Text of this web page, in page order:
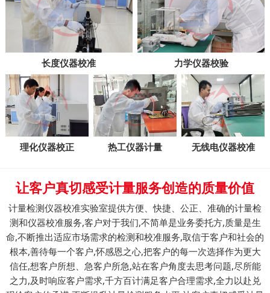
长度仪器校准 力学仪器校验
理化仪器校正 热工仪器计量 无线电仪器校准
让客户真切感受计量服务创造的质量价值
计量检测仪器校准实验室提供方便、快捷、公正、准确的计量检
测和仪器校准服务,客户对于我们,不简单是业务委托方,质量是生
命,不断推出适应市场需求的检测和校准服务,取信于客户和社会的
根本,善待每一个客户,怀感恩之心,把客户的每一次选择作为更大
信任,想客户所想、急客户所急,站在客户角度去思考问题,尽所能
之力,及时响应客户需求,千方百计满足客户合理需求,全力以赴兑